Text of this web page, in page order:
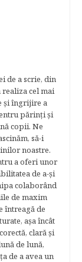
de a scrie, din
cel mai
şi îngrijire a
părinţi şi
copii. Ne
să-i
noastre.​
a oferi unor
de a-şi
colaborând
de maxim
întreagă de
aşa încât
clară şi
de lună,
de a avea un